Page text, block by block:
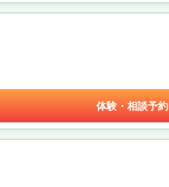
体験・相談予約